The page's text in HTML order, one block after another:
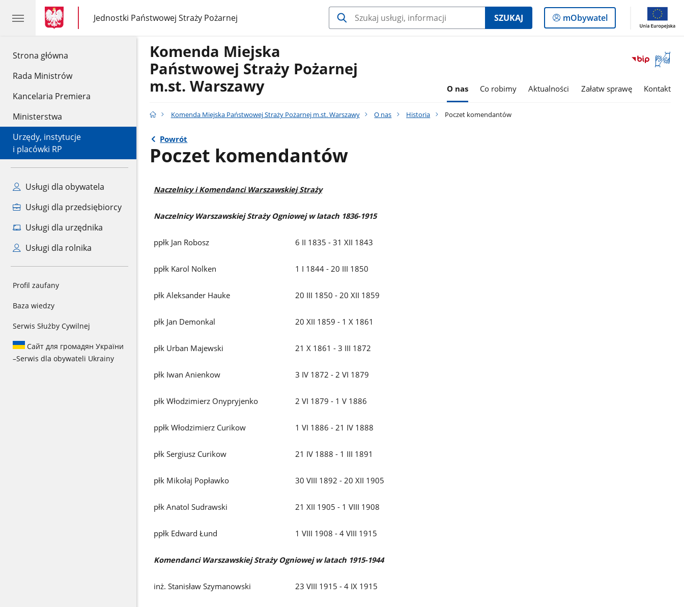
Strona główna
Rada Ministrów
Kancelaria Premiera
Ministerstwa
Urzędy, instytucje
i placówki RP
Usługi dla obywatela
Usługi dla przedsiębiorcy
Usługi dla urzędnika
Usługi dla rolnika
Profil zaufany
Baza wiedzy
Serwis Służby Cywilnej
Сайт для громадян України
–Serwis dla obywateli Ukrainy
gov.pl
gov.pl
Jednostki Państwowej Straży Pożarnej
gov.pl
Jednostki
Państwowej
SZUKAJ
Logowanie
do
mObywatel
Otwórz
okno
Komenda Miejska
Państwowej Straży Pożarnej
m.st. Warszawy
O nas Co robimy Aktualności Załatw sprawę Kontakt
Komenda Miejska Państwowej Straży Pożarnej m.st. Warszawy O nas Historia Poczet komendantów
Powrót
Poczet komendantów
Naczelnicy i Komendanci Warszawskiej Straży
Naczelnicy Warszawskiej Straży Ogniowej w latach 1836-1915
ppłk Jan Robosz 6 II 1835 - 31 XII 1843
ppłk Karol Nolken 1 I 1844 - 20 III 1850
płk Aleksander Hauke 20 III 1850 - 20 XII 1859
płk Jan Demonkal 20 XII 1859 - 1 X 1861
płk Urban Majewski 21 X 1861 - 3 III 1872
płk Iwan Anienkow 3 IV 1872 - 2 VI 1879
płk Włodzimierz Onypryjenko 2 VI 1879 - 1 V 1886
ppłk Włodzimierz Curikow 1 VI 1886 - 21 IV 1888
płk Sergiusz Curikow 21 IV 1888 - 1 III 1891
płk Mikołaj Popławko 30 VIII 1892 - 20 XII 1905
płk Anatol Sudrawski 21 XII 1905 - 1 VIII 1908
ppłk Edward Łund 1 VIII 1908 - 4 VIII 1915
Komendanci Warszawskiej Straży Ogniowej w latach 1915-1944
inż. Stanisław Szymanowski 23 VIII 1915 - 4 IX 1915